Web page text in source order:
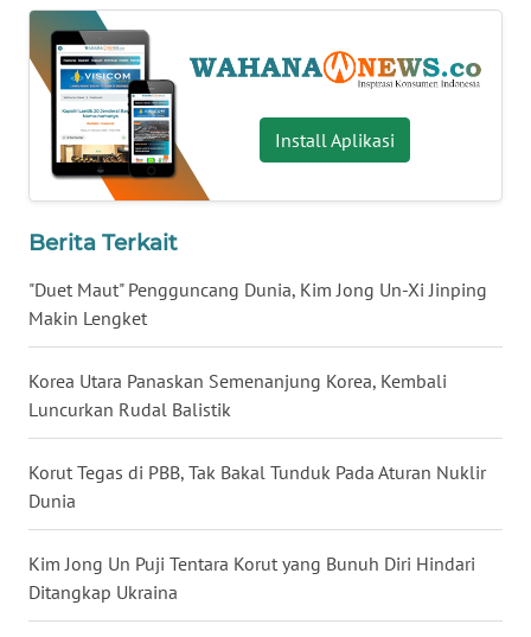
Install Aplikasi
Berita Terkait
"Duet Maut" Pengguncang Dunia, Kim Jong Un-Xi Jinping
Makin Lengket
Korea Utara Panaskan Semenanjung Korea, Kembali
Luncurkan Rudal Balistik
Korut Tegas di PBB, Tak Bakal Tunduk Pada Aturan Nuklir
Dunia
Kim Jong Un Puji Tentara Korut yang Bunuh Diri Hindari
Ditangkap Ukraina
WN
BABEL
WN
SUMBAR
SUMSEL
WN
BENGKULU
WN
LAMPUNG
WN
JATENG
WN
NUSANTARA